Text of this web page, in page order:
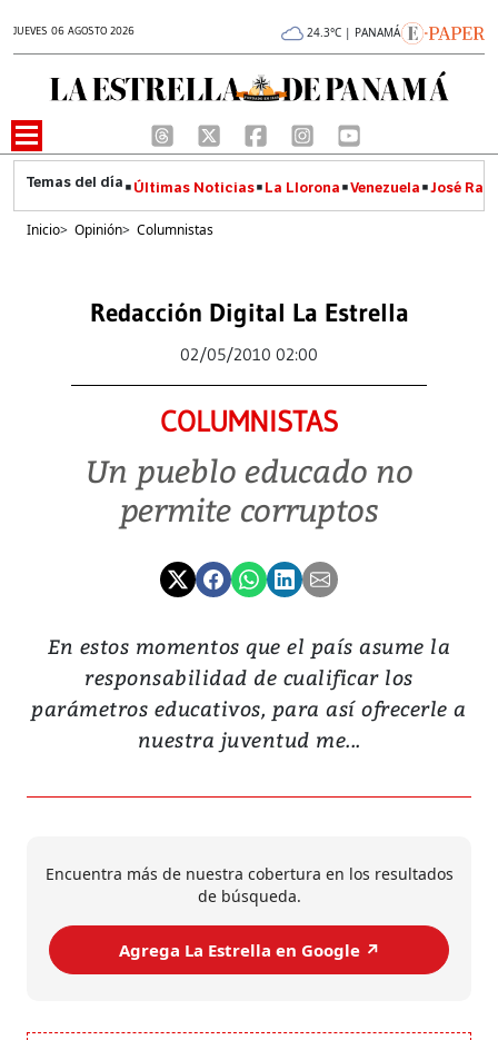
JUEVES 06 AGOSTO 2026 24.3°C | PANAMÁ
Últimas Noticias La Llorona Venezuela José
Inicio> Opinión> Columnistas
Redacción Digital La Estrella
02/05/2010 02:00
COLUMNISTAS
Un pueblo educado no
permite corruptos
En estos momentos que el país asume la
responsabilidad de cualificar los
parámetros educativos, para así ofrecerle a
nuestra juventud me...
Encuentra más de nuestra cobertura en los resultados
de búsqueda.
Agrega La Estrella en Google ↗️